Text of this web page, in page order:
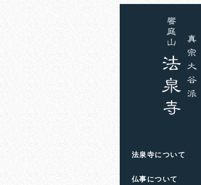
法泉寺について
仏事について
お知らせ
祭り
滋賀県高島市の
人生のお悩み